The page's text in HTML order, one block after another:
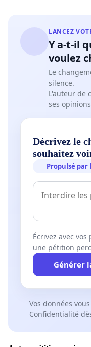
LANCEZ
Y a-t-il
voulez
Le
silence.
L'auteur de
ses
Décrivez le
souhaitez
Propulsé par
Écrivez avec vos
une pétition
Générer
Vos données
Confidentialité